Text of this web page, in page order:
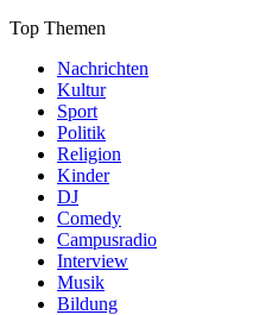
Top Themen
Nachrichten
Kultur
Sport
Politik
Religion
Kinder
DJ
Comedy
Campusradio
Interview
Musik
Bildung